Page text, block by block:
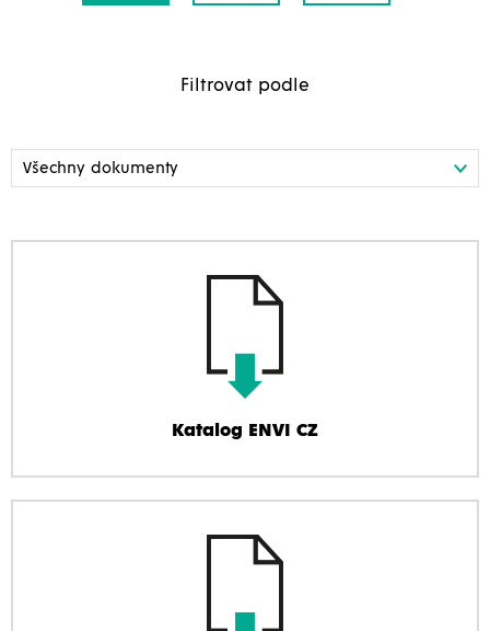
Filtrovat podle
Katalog ENVI CZ